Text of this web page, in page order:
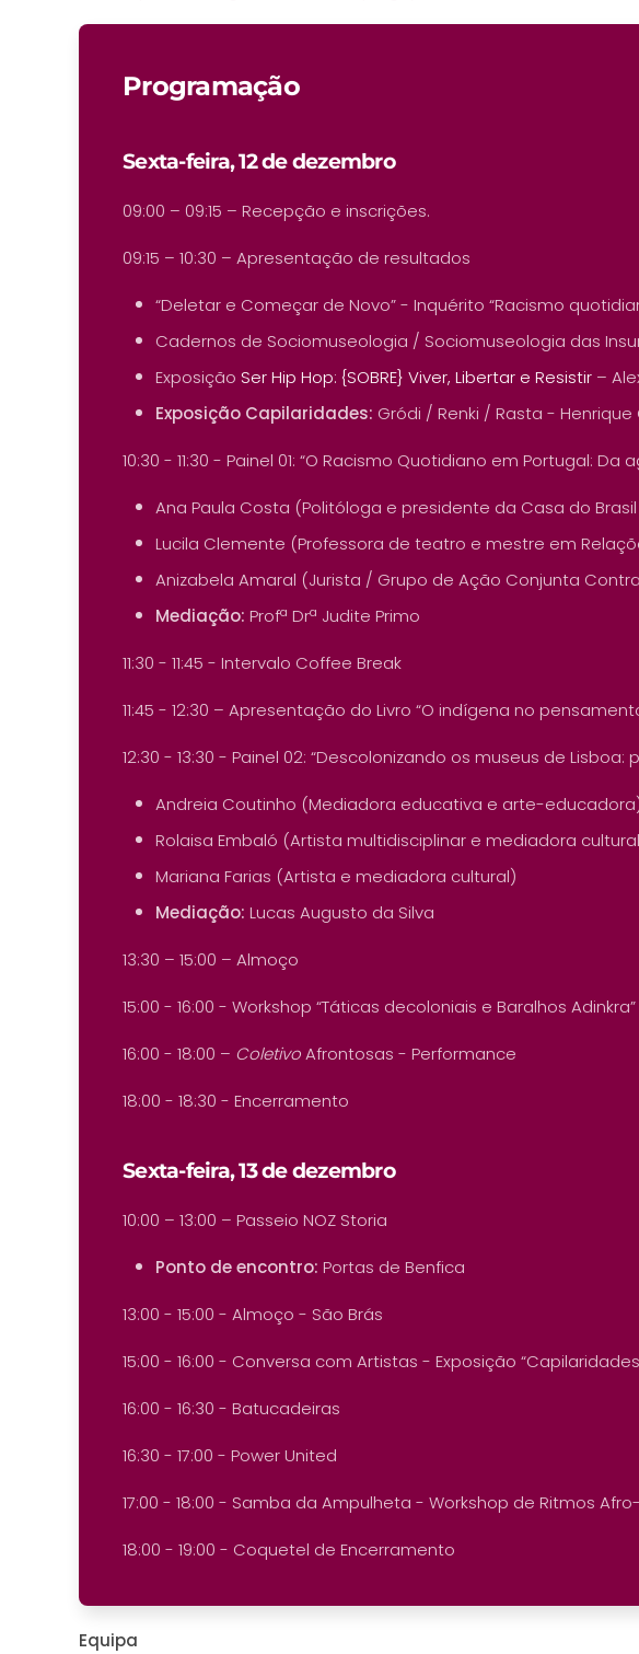
Programação
Sexta-feira, 12 de dezembro
09:00 – 09:15 – Recepção e inscrições.
09:15 – 10:30 – Apresentação de resultados
“Deletar e Começar de Novo” - Inquérito “Racismo
Cadernos de Sociomuseologia / Sociomuseologia das
Exposição Ser Hip Hop: {SOBRE} Viver, Libertar e Resistir –
Exposição Capilaridades: Gródi / Renki / Rasta - Henrique
10:30 - 11:30 - Painel 01: “O Racismo Quotidiano em Portugal: Da
Ana Paula Costa (Politóloga e presidente da Casa do
Lucila Clemente (Professora de teatro e mestre em
Anizabela Amaral (Jurista / Grupo de Ação Conjunta
Mediação: Profª Drª Judite Primo
11:30 - 11:45 - Intervalo Coffee Break
11:45 - 12:30 – Apresentação do Livro “O indígena no
12:30 - 13:30 - Painel 02: “Descolonizando os museus de
Andreia Coutinho (Mediadora educativa e arte-
Rolaisa Embaló (Artista multidisciplinar e mediadora
Mariana Farias (Artista e mediadora cultural)
Mediação: Lucas Augusto da Silva
13:30 – 15:00 – Almoço
15:00 - 16:00 - Workshop “Táticas decoloniais e Baralhos
16:00 - 18:00 – ColetivoAfrontosas - Performance
18:00 - 18:30 - Encerramento
Sexta-feira, 13 de dezembro
10:00 – 13:00 – Passeio NOZ Storia
Ponto de encontro: Portas de Benfica
13:00 - 15:00 - Almoço - São Brás
15:00 - 16:00 - Conversa com Artistas - Exposição
16:00 - 16:30 - Batucadeiras
16:30 - 17:00 - Power United
17:00 - 18:00 - Samba da Ampulheta - Workshop de Ritmos
18:00 - 19:00 - Coquetel de Encerramento
Equipa